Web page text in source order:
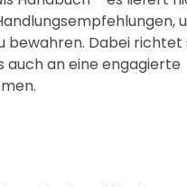
bewahren. Dabei richtet
auch an eine engagierte